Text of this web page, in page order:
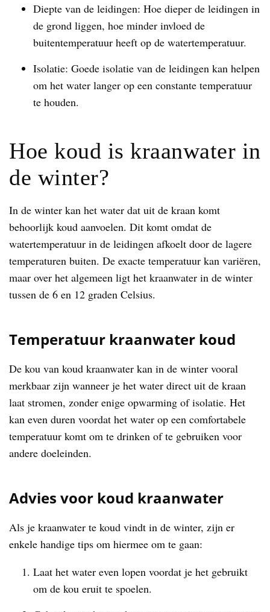
Diepte van de leidingen: Hoe dieper de leidingen in
de grond liggen, hoe minder invloed de
buitentemperatuur heeft op de watertemperatuur.
Isolatie: Goede isolatie van de leidingen kan helpen
om het water langer op een constante temperatuur
te houden.
Hoe koud is kraanwater in
de winter?
In de winter kan het water dat uit de kraan komt
behoorlijk koud aanvoelen. Dit komt omdat de
watertemperatuur in de leidingen afkoelt door de lagere
temperaturen buiten. De exacte temperatuur kan variëren,
maar over het algemeen ligt het kraanwater in de winter
tussen de 6 en 12 graden Celsius.
Temperatuur kraanwater koud
De kou van koud kraanwater kan in de winter vooral
merkbaar zijn wanneer je het water direct uit de kraan
laat stromen, zonder enige opwarming of isolatie. Het
kan even duren voordat het water op een comfortabele
temperatuur komt om te drinken of te gebruiken voor
andere doeleinden.
Advies voor koud kraanwater
Als je kraanwater te koud vindt in de winter, zijn er
enkele handige tips om hiermee om te gaan:
Laat het water even lopen voordat je het gebruikt
om de kou eruit te spoelen.